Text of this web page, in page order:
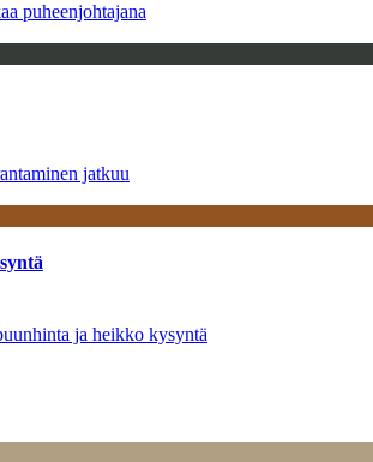
puheenjohtajana
jatkuu
ja heikko kysyntä